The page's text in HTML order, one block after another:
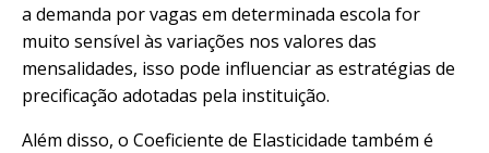
a demanda por vagas em determinada escola for
muito sensível às variações nos valores das
mensalidades, isso pode influenciar as estratégias de
precificação adotadas pela instituição.
Além disso, o Coeficiente de Elasticidade também é